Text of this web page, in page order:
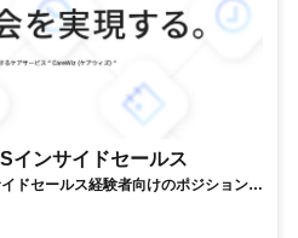
インサイドセールス
ドセールス経験者向けのポジションで